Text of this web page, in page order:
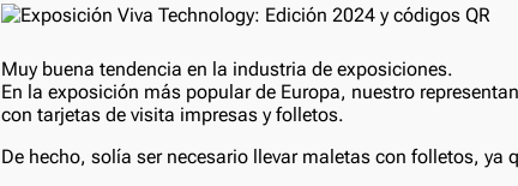
Muy buena tendencia en la industria de exposiciones.
En la exposición más popular de Europa, nuestro
con tarjetas de visita impresas y folletos.
De hecho, solía ser necesario llevar maletas con folletos, ya